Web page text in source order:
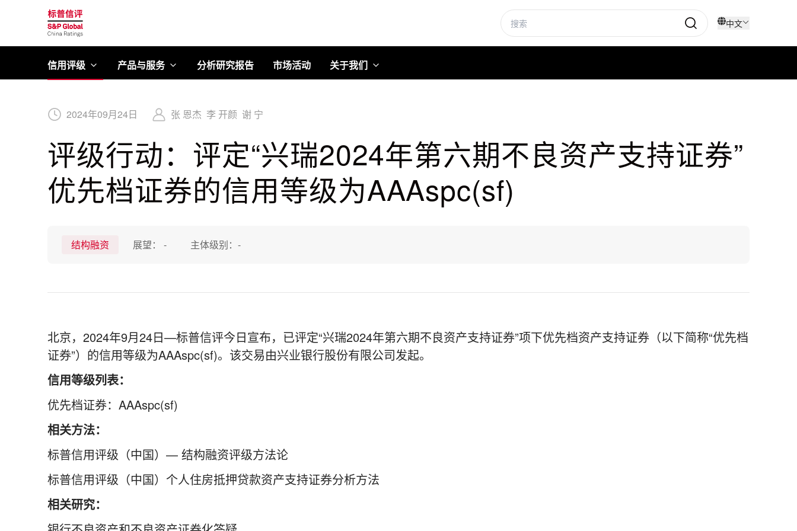
标普信评
中文
信用评级 产品与服务 分析研究报告 市场活动 关于我们
2024年09月24日 张 恩杰 李 开颜 谢 宁
评级行动：评定“兴瑞2024年第六期不良资产支持证券”
优先档证券的信用等级为AAAspc(sf)
结构融资 展望： - 主体级别： -
北京，2024年9月24日—标普信评今日宣布，已评定“兴瑞2024年第六期不良资产支持证券”项下优先档资产支持证券（以下简称“优先档
证券”）的信用等级为AAAspc(sf)。该交易由兴业银行股份有限公司发起。
信用等级列表：
优先档证券：AAAspc(sf)
相关方法：
标普信用评级（中国）— 结构融资评级方法论
标普信用评级（中国）个人住房抵押贷款资产支持证券分析方法
相关研究：